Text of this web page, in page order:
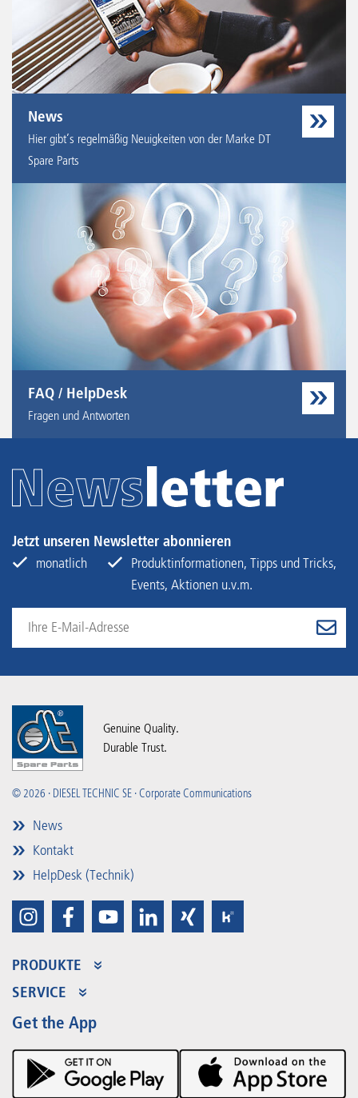
News
Hier gibt’s regelmäßig Neuigkeiten von der Marke DT
Spare Parts
FAQ / HelpDesk
Fragen und Antworten
Jetzt unseren Newsletter abonnieren
monatlich
Produktinformationen, Tipps und Tricks,
Events, Aktionen u.v.m.
Genuine Quality.
Durable Trust.
© 2026 · DIESEL TECHNIC SE · Corporate Communications
News
Kontakt
HelpDesk (Technik)
PRODUKTE
Produktsortiment
Partner Portal
Product Promotions
SERVICE
Vorteile
Premium Shop
Events
Downloads
Get the App